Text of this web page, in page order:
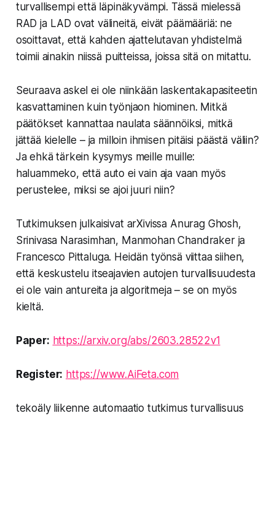
turvallisempi että läpinäkyvämpi. Tässä mielessä
RAD ja LAD ovat välineitä, eivät päämääriä: ne
osoittavat, että kahden ajattelutavan yhdistelmä
toimii ainakin niissä puitteissa, joissa sitä on mitattu.
Seuraava askel ei ole niinkään laskentakapasiteetin
kasvattaminen kuin työnjaon hiominen. Mitkä
päätökset kannattaa naulata säännöiksi, mitkä
jättää kielelle – ja milloin ihmisen pitäisi päästä väliin?
Ja ehkä tärkein kysymys meille muille:
haluammeko, että auto ei vain aja vaan myös
perustelee, miksi se ajoi juuri niin?
Tutkimuksen julkaisivat arXivissa Anurag Ghosh,
Srinivasa Narasimhan, Manmohan Chandraker ja
Francesco Pittaluga. Heidän työnsä viittaa siihen,
että keskustelu itseajavien autojen turvallisuudesta
ei ole vain antureita ja algoritmeja – se on myös
kieltä.
Paper: https://arxiv.org/abs/2603.28522v1
Register: https://www.AiFeta.com
tekoäly liikenne automaatio tutkimus turvallisuus